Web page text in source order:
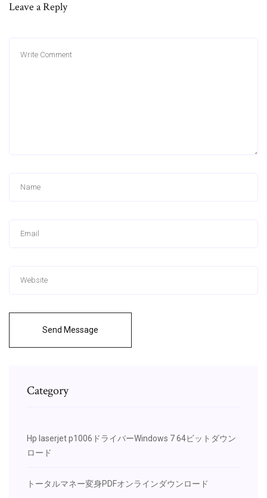
Leave a Reply
Send Message
Category
Hp laserjet p1006ドライバーWindows 7 64ビットダウン
ロード
トータルマネー変身PDFオンラインダウンロード